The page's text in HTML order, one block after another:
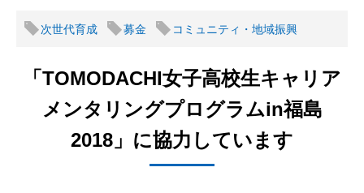
次世代育成 募金 コミュニティ・地域振興
「TOMODACHI女子高校生キャリア
メンタリングプログラムin福島
2018」に協力しています